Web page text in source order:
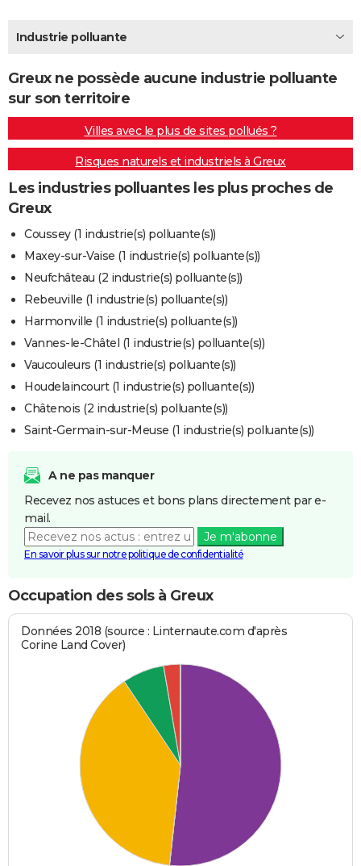
BONS PLANS
CARTE DE VOEUX
Carte de Noël
Carte Bonne année
Carte Saint-Valentin
Carte Pâques
Carte d'anniversaire
DICTIONNAIRE
Dictionnaire
Biographies
Citations
Expressions
Proverbes
PROGRAMME TV
COPAINS D'AVANT
Se connecter
Entreprises
Service militaire
Avis de recherche
AVIS DE DÉCÈS
FORUM
Industrie polluante
Greux ne possède aucune industrie polluante
sur son territoire
Villes avec le plus de sites pollués ?
Risques naturels et industriels à Greux
Les industries polluantes les plus proches de
Greux
Coussey (1 industrie(s) polluante(s))
Maxey-sur-Vaise (1 industrie(s) polluante(s))
Neufchâteau (2 industrie(s) polluante(s))
Rebeuville (1 industrie(s) polluante(s))
Harmonville (1 industrie(s) polluante(s))
Vannes-le-Châtel (1 industrie(s) polluante(s))
Vaucouleurs (1 industrie(s) polluante(s))
Houdelaincourt (1 industrie(s) polluante(s))
Châtenois (2 industrie(s) polluante(s))
Saint-Germain-sur-Meuse (1 industrie(s) polluante(s))
A ne pas manquer
Recevez nos astuces et bons plans directement par e-
mail.
Je m'abonne
En savoir plus sur notre politique de confidentialité
Occupation des sols à Greux
Données 2018 (source : Linternaute.com d'après
Corine Land Cover)